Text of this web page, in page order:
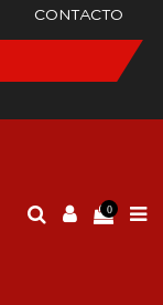
CONTACTO
0